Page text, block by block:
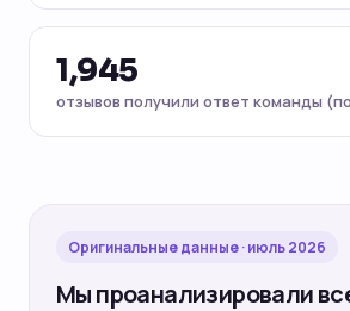
1,945
отзывов получили ответ команды
Оригинальные данные · июль 2026
Мы проанализировали